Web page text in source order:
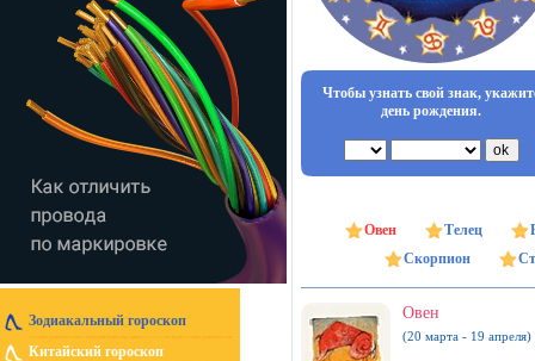
Зодиакальный гороскоп
Китайский гороскоп
Чтобы узнать свой знак,
день рождения.
Овен Телец
Скорпион
Овен
(20 марта - 19 апреля)